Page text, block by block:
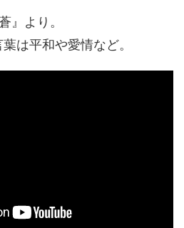
』より。
は平和や愛情など。